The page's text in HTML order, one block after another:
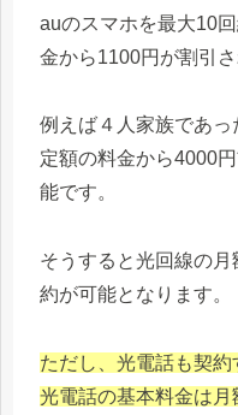
auのスマホを最大10
金から1100円が割引さ
例えば４人家族であ
定額の料金から4000
能です。
そうすると光回線の
約が可能となります。
ただし、光電話も契約
光電話の基本料金は